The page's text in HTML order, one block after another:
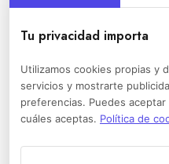
Tu privacidad importa
Utilizamos cookies propias y
servicios y mostrarte
preferencias. Puedes
cuáles aceptas. Política de